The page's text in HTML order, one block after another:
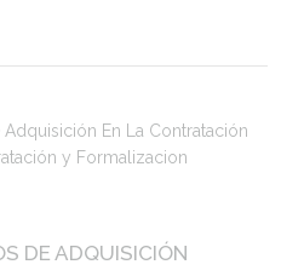
DE ADQUISICIÓN